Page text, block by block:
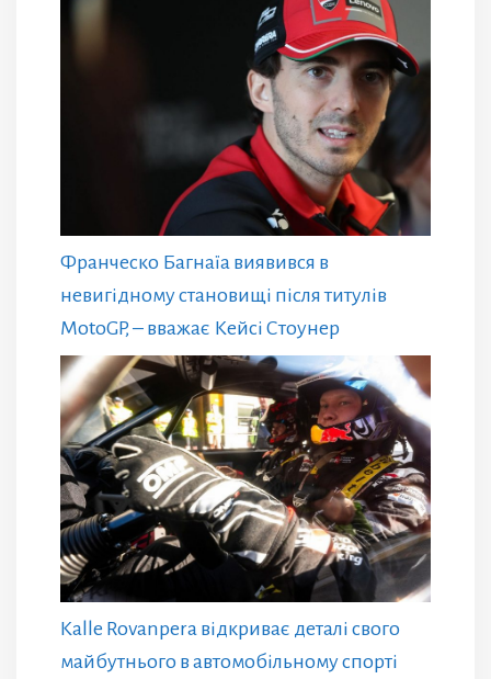
Франческо Багнаїа виявився в
невигідному становищі після титулів
MotoGP, – вважає Кейсі Стоунер
Kalle Rovanpera відкриває деталі свого
майбутнього в автомобільному спорті